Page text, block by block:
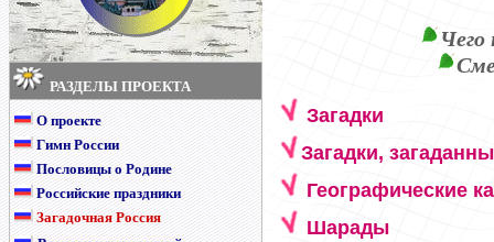
РАЗДЕЛЫ ПРОЕКТА
О проекте
Гимн России
Пословицы о Родине
Российские праздники
Загадочная Россия
Чего
Загадки
Загадки,
Географические
Шарады